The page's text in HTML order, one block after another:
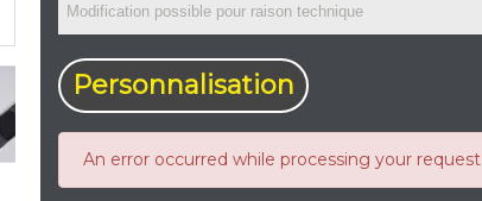
Personnalisation
An error occurred while processing your request